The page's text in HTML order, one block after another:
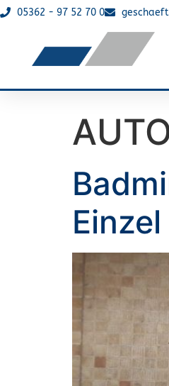
05362 - 97 52 70 0
Einzel